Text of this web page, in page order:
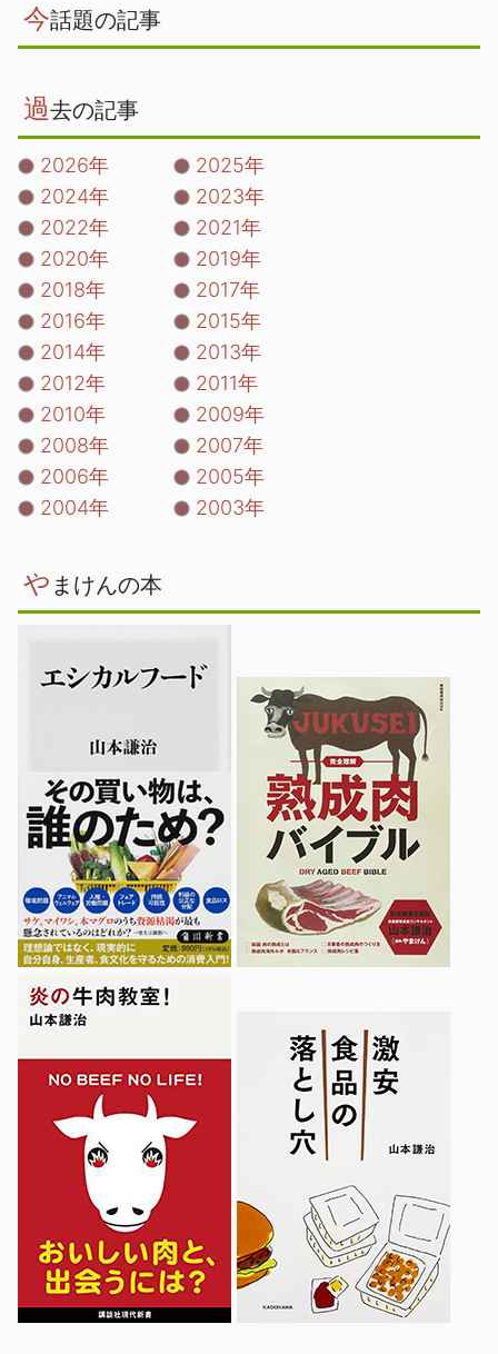
今話題の記事
過去の記事
2026年
2025年
2024年
2023年
2022年
2021年
2020年
2019年
2018年
2017年
2016年
2015年
2014年
2013年
2012年
2011年
2010年
2009年
2008年
2007年
2006年
2005年
2004年
2003年
や まけんの本